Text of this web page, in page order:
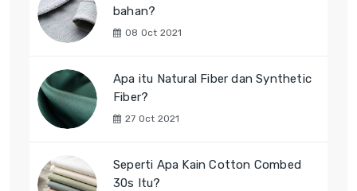
bahan?
08 Oct 2021
Apa itu Natural Fiber dan Synthetic
Fiber?
27 Oct 2021
Seperti Apa Kain Cotton Combed
30s Itu?